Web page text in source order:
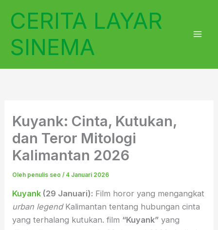
CERITA LAYAR
SINEMA
Kuyank: Cinta, Kutukan,
dan Teror Mitologi
Kalimantan 2026
Oleh penulis seo/ 4 Januari 2026
Kuyank (29 Januari): Film horor yang mengangkat
urban legendKalimantan tentang hubungan cinta
yang terhalang kutukan. film “Kuyank” yang